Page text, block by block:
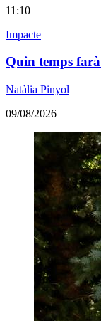
11:10
Impacte
Quin temps
Natàlia Pinyol
09/08/2026